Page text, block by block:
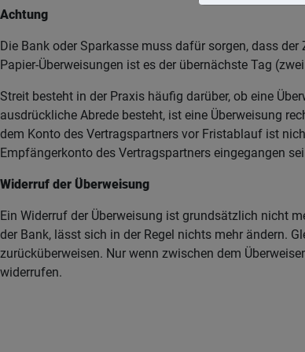
Achtung
Die Bank oder Sparkasse muss dafür sorgen, dass
Papier-Überweisungen ist es der übernächste Tag
Streit besteht in der Praxis häufig darüber, ob eine
ausdrückliche Abrede besteht, ist eine Überweisung
dem Konto des Vertragspartners vor Fristablauf ist
Empfängerkonto des Vertragspartners eingegangen
Widerruf der Überweisung
Ein Widerruf der Überweisung ist grundsätzlich nicht
der Bank, lässt sich in der Regel nichts mehr ändern.
zurücküberweisen. Nur wenn zwischen dem
widerrufen.